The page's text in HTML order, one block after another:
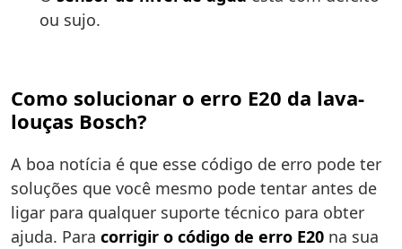
ou sujo.
Como solucionar o erro E20 da lava-
louças Bosch?
A boa notícia é que esse código de erro pode ter
soluções que você mesmo pode tentar antes de
ligar para qualquer suporte técnico para obter
ajuda. Para corrigir o código de erro E20 na sua